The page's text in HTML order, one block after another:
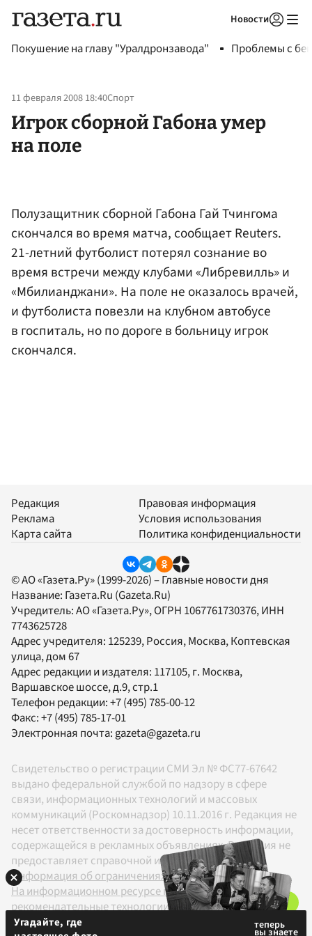
Новости
Покушение на главу "Уралдронзавода" Проблемы с
11 февраля 2008 18:40Спорт
Игрок сборной Габона умер
на поле
Полузащитник сборной Габона Гай Тчингома
скончался во время матча, сообщает Reuters.
21-летний футболист потерял сознание во
время встречи между клубами «Либревилль» и
«Мбилианджани». На поле не оказалось врачей,
и футболиста повезли на клубном автобусе
в госпиталь, но по дороге в больницу игрок
скончался.
Редакция
Реклама
Карта сайта
Правовая информация
Условия использования
Политика конфиденциальности
© АО «Газета.Ру» (1999-2026) – Главные новости дня
Название: Газета.Ru (Gazeta.Ru)
Учредитель:АО «Газета.Ру», ОГРН 1067761730376, ИНН
7743625728
Адрес учредителя: 125239, Россия, Москва, Коптевская
улица, дом 67
Адрес редакции и издателя: 117105, г. Москва,
Варшавское шоссе, д.9, стр.1
Телефон редакции:+7 (495) 785-00-12
Факс:+7 (495) 785-17-01
Электронная почта:gazeta@gazeta.ru
Свидетельство о регистрации СМИ Эл № ФС77-67642
выдано федеральной службой по надзору в сфере
связи, информационных технологий и массовых
коммуникаций (Роскомнадзор) 10.11.2016 г. Редакция не
несет ответственности за достоверность информации,
содержащейся в рекламных объявлениях. Редакция не
предоставляет справочной информации.
Информация об ограничениях
На информационном ресурсе применяются
рекомендательные технологии в соответствии с
Правилами
Угадайте, где